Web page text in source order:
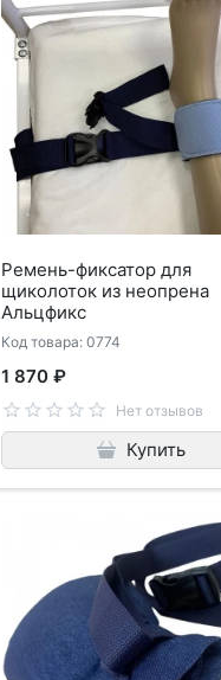
Ремень-фиксатор для
щиколоток из неопрена
Альцфикс
Код товара: 0774
1 870 ₽
Нет отзывов
Купить